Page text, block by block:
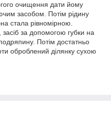
очищення дати йому
засобом. Потім рідину
стала рівномірною.
за допомогою губки на
Потім достатньо
оброблений ділянку сухою